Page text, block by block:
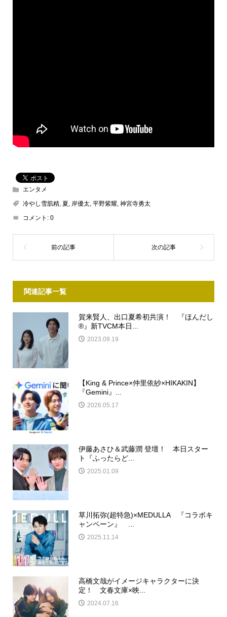
エンタメ
冷やし雪肌精, 夏 岸優太, 平野紫耀 神宮寺勇太
コメント: 0
関連記事一覧
賀来賢人、出口夏希初共演！ 『ほんだし
®』新TVCM本日...
2023.09.19
【King & Prince×仲里依紗×HIKAKIN】
『Gemini』...
2026.05.17
伊藤あさひ＆武藤潤 登壇！ 本日スター
ト『ふったらど...
2025.01.09
草川拓弥(超特急)×MEDULLA 『コラボキ
ャンペーン』 ...
2025.11.14
高橋文哉がイメージキャラクターに決
定！ 文春文庫×映...
2024.07.16